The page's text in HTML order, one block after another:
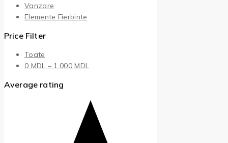
Vanzare
Elemente Fierbinte
Price Filter
Toate
0 MDL – 1.000MDL
0 MDL
până
1.000 MDL
Average rating